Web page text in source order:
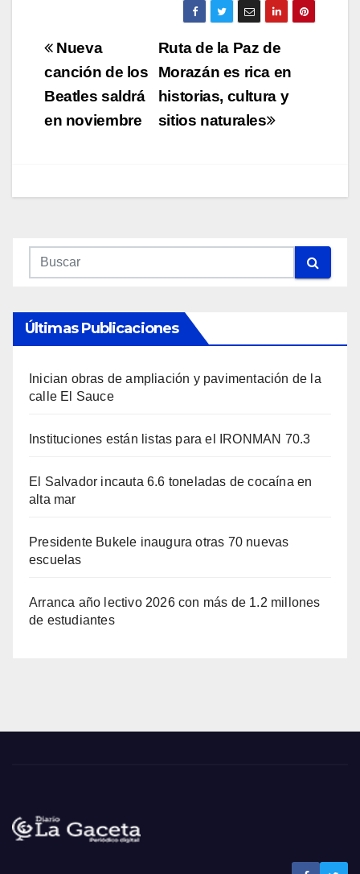
Navegación
de
entradas
Ruta de la Paz de
Morazán es rica en
historias, cultura y
sitios naturales
Nueva
canción de los
Beatles saldrá
en noviembre
Últimas Publicaciones
Inician obras de ampliación y pavimentación de la
calle El Sauce
Instituciones están listas para el IRONMAN 70.3
El Salvador incauta 6.6 toneladas de cocaína en
alta mar
Presidente Bukele inaugura otras 70 nuevas
escuelas
Arranca año lectivo 2026 con más de 1.2 millones
de estudiantes